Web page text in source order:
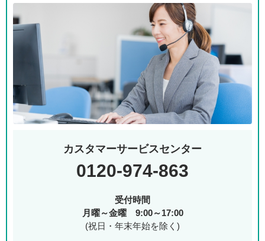
カスタマーサービスセンター
0120-974-863
受付時間
月曜～金曜 9:00～17:00
(祝日・年末年始を除く)